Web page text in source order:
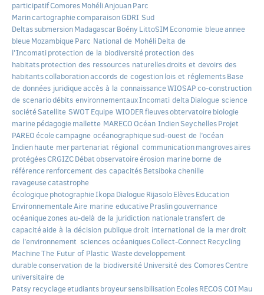
participatifComoresMohéliAnjouanParc
MarincartographiecomparaisonGDRI Sud
DeltassubmersionMadagascarBoény LittoSIM Economie bleueannee
bleueMozambiqueParc National de MohéliDelta de
l'Incomatiprotection de la biodiversitéprotection des
habitatsprotection des ressources naturellesdroits et devoirs des
habitantscollaborationaccords de cogestionlois et réglementsBase
de données juridiqueaccès à la connaissanceWIOSAPco-construction
de scenariodébits environnementauxIncomati delta Dialogue science
sociétéSatellite SWOTEquipe WIODERfleuvesobtervatoirebiologie
marinepédagogiemallette MARECOOcéan IndienSeychellesProjet
PAREOécolecampagne océanographiquesud-ouest de l’océan
Indienhaute merpartenariat régional communicationmangrovesaires
protégéesCRGIZCDébatobservatoireérosion marineborne de
référencerenforcement des capacitésBetsibokachenille
ravageusecatastrophe
écologiquephotographieIkopa DialogueRijasoloElèvesEducation
EnvironnementaleAire marine educativePraslingouvernance
océaniquezones au-delà de la juridiction nationaletransfert de
capacitéaide à la décision publiquedroit international de la merdroit
de l’environnement sciences océaniquesCollect-ConnectRecycling
MachineThe Futur of Plastic Wastedeveloppement
durableconservation de la biodiversitéUniversité des ComoresCentre
universitaire de
Patsy recyclageetudiantsbroyeursensibilisationEcolesRECOSCOIMau